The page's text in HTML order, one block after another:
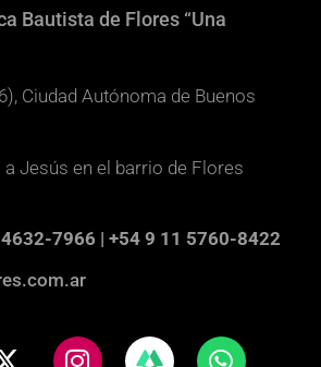
Bautista de Flores “Una
Ciudad Autónoma de Buenos
Jesús en el barrio de Flores
7966 | +54 9 11 5760-8422
X
I
W